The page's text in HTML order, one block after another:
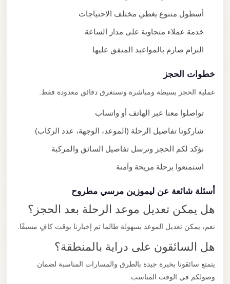
أسطول متنوع يغطي مختلف الاحتياجات
خدمة عملاء متجاوبة على مدار الساعة
التزام صارم بالمواعيد المتفق عليها
خطوات الحجز
عملية الحجز بسيطة ومباشرة وتستغرق دقائق معدودة فقط.
تواصلوا معنا عبر الهاتف أو واتساب
شاركونا تفاصيل الرحلة (الموعد، الوجهة، عدد الركاب)
نؤكد لكم الحجز ونرسل تفاصيل السائق والمركبة
استمتعوا برحلة مريحة وآمنة
أسئلة شائعة عن ليموزين مرسي مطروح
هل يمكن تعديل موعد الرحلة بعد الحجز؟
نعم، يمكن تعديل الموعد بسهولة طالما تم إخبارنا بوقت كافٍ مسبقًا.
هل السائقون على دراية بالمنطقة؟
يتمتع سائقونا بخبرة جيدة بالطرق والمسارات المناسبة لضمان
وصولكم في الوقت المناسب.